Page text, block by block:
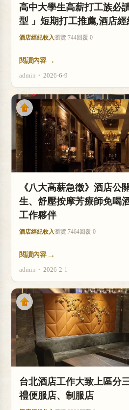
高中大學生高薪打工族必
型 」短期打工推薦,酒店經
酒店經紀收入瀏覽 744回覆 0
閱讀內容 →
admin • 2026-6-9
《八大高薪急徵》酒店公
生、舒壓按摩芳療師免喝
工作夥伴
酒店經紀收入瀏覽 7464回覆 0
閱讀內容 →
admin • 2026-2-1
台北酒店工作大致上區分
禮便服店、制服店